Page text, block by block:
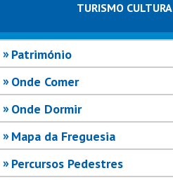
TURISMO CULTURA
Património
Onde Comer
Onde Dormir
Mapa da Freguesia
Percursos Pedestres